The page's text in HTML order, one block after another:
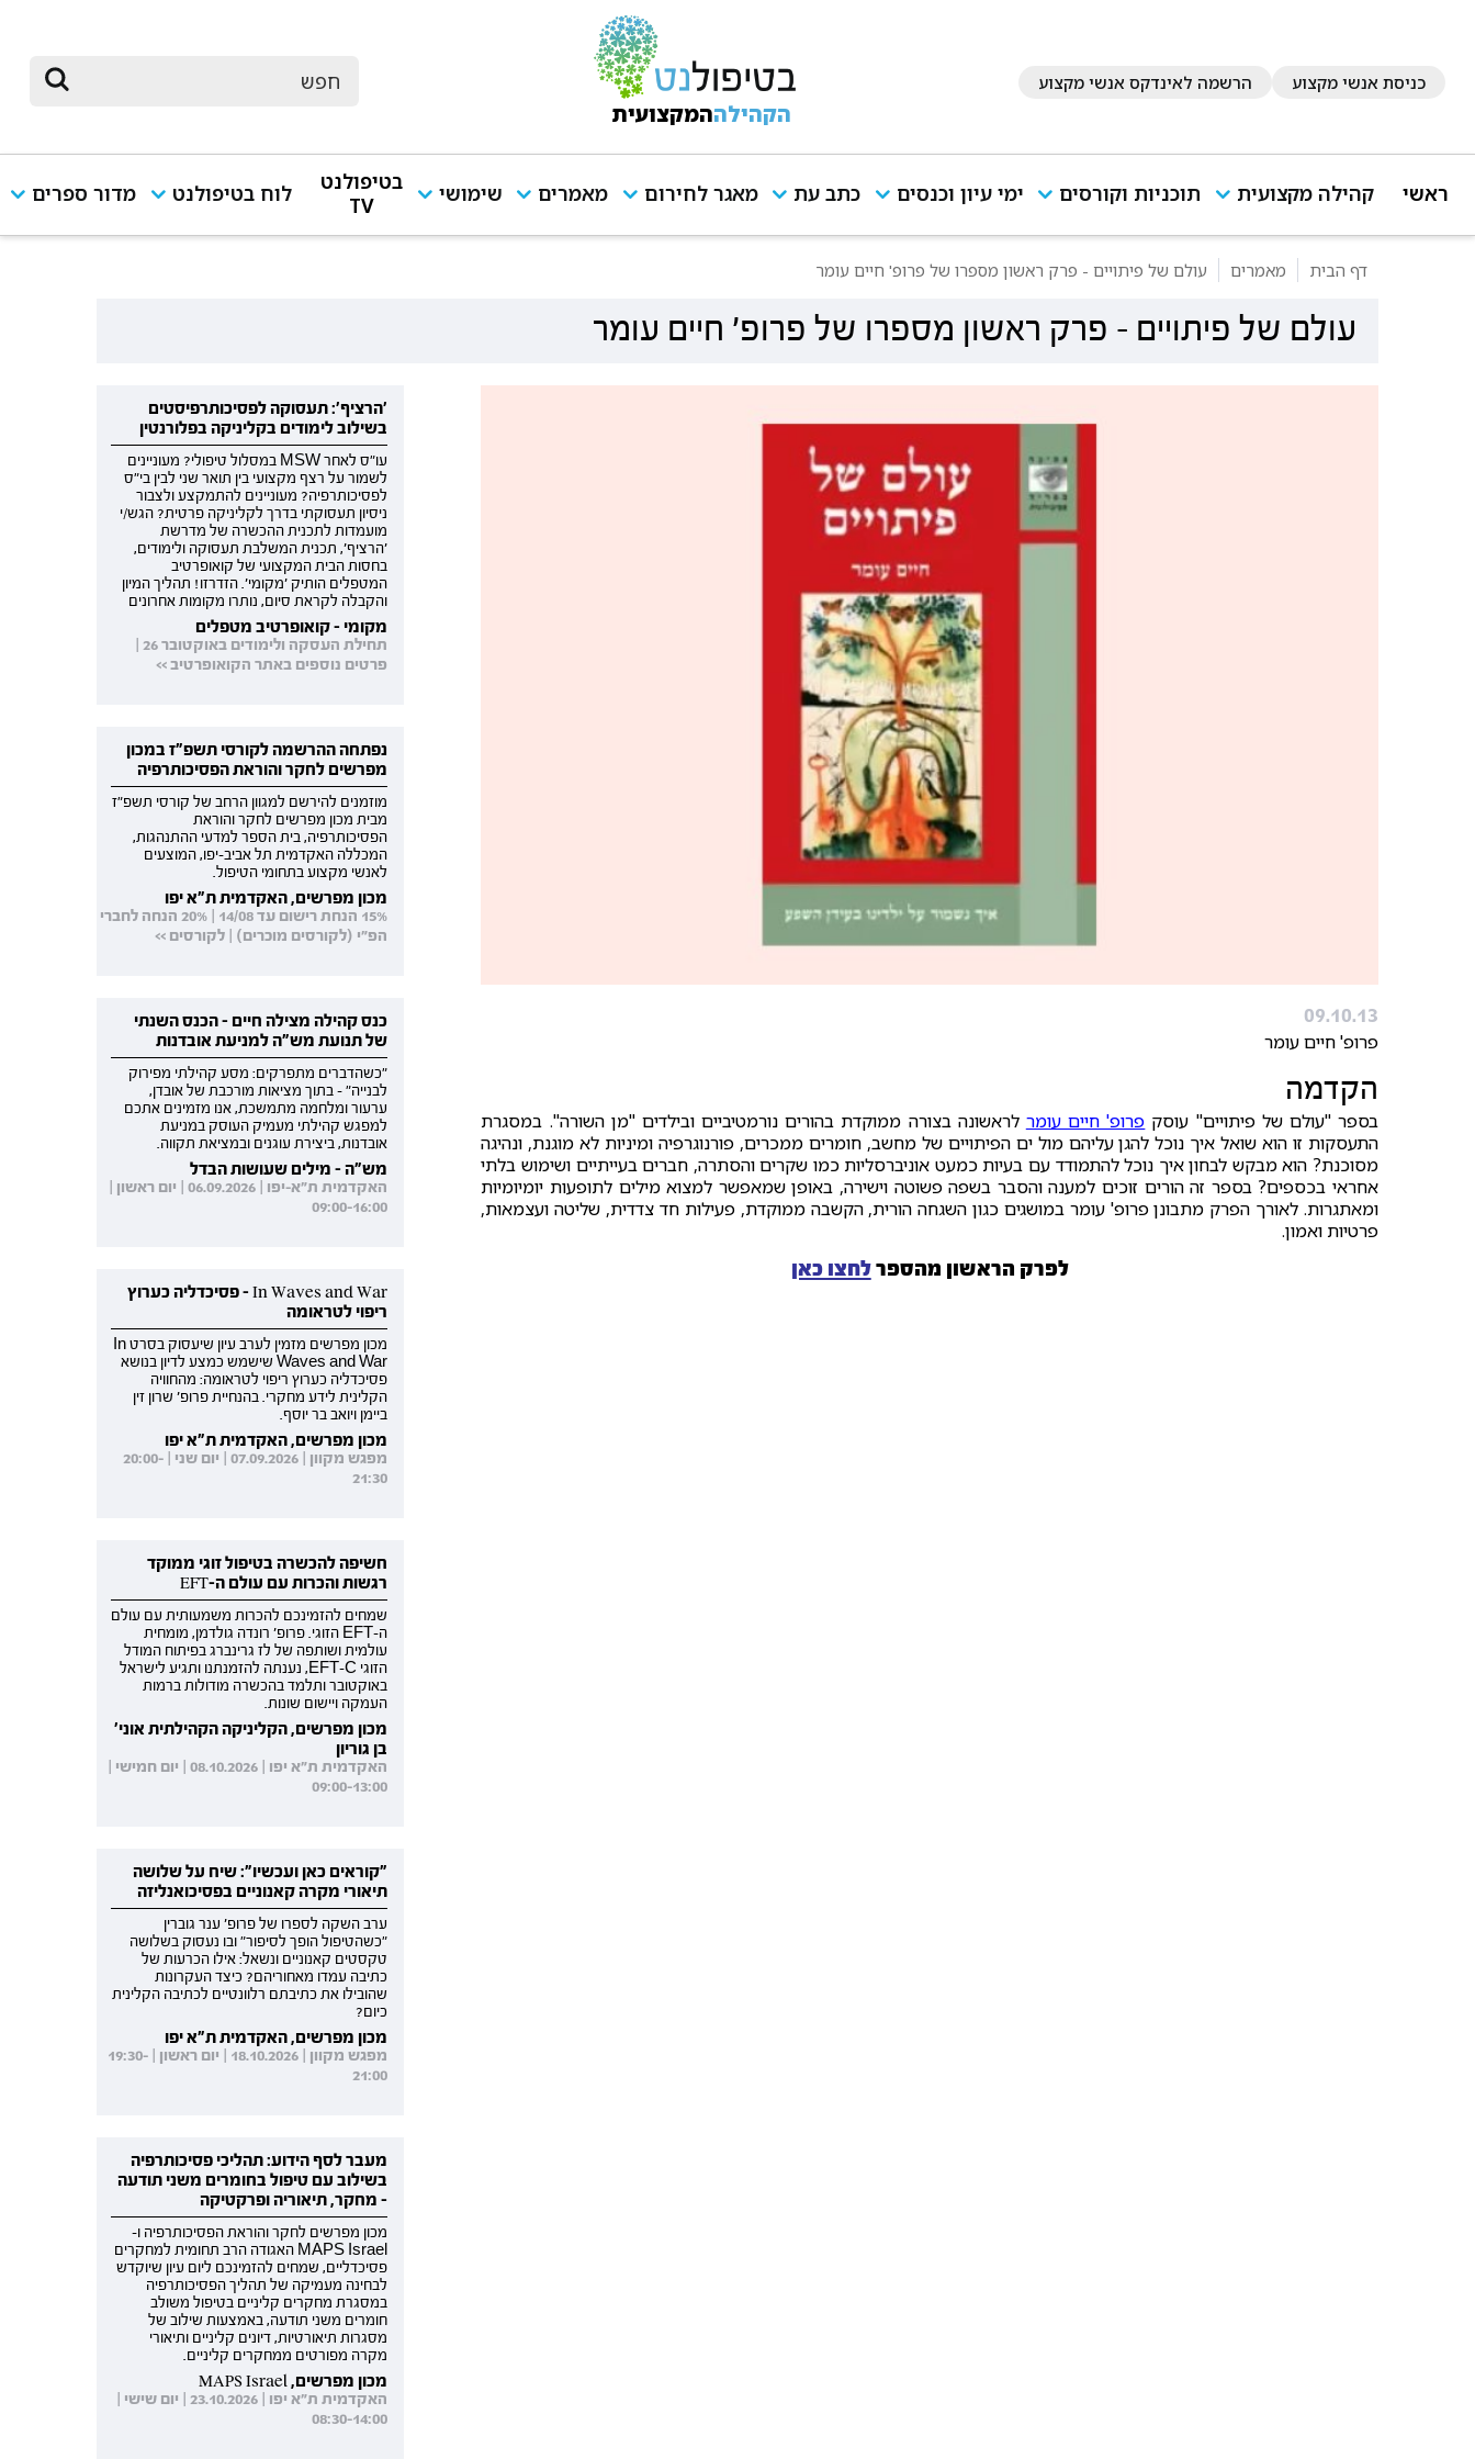
כניסת אנשי מקצוע הרשמה לאינדקס אנשי מקצוע
הקהילההמקצועית
ראשי קהילה מקצועית תוכניות וקורסים ימי עיון וכנסים כתב עת מאגר לחירום מאמרים שימושי
בטיפולנט
TV
לוח בטיפולנט מדור ספרים
דף הבית מאמרים עולם של פיתויים - פרק ראשון מספרו של פרופ' חיים עומר
עולם של פיתויים - פרק ראשון מספרו של פרופ' חיים עומר
09.10.13
פרופ' חיים עומר
הקדמה
בספר "עולם של פיתויים" עוסק פרופ' חיים עומר לראשונה בצורה ממוקדת בהורים נורמטיביים ובילדים "מן השורה". במסגרת
התעסקות זו הוא שואל איך נוכל להגן עליהם מול ים הפיתויים של מחשב, חומרים ממכרים, פורנוגרפיה ומיניות לא מוגנת, ונהיגה
מסוכנת? הוא מבקש לבחון איך נוכל להתמודד עם בעיות כמעט אוניברסליות כמו שקרים והסתרה, חברים בעייתיים ושימוש בלתי
אחראי בכספים? בספר זה הורים זוכים למענה והסבר בשפה פשוטה וישירה, באופן שמאפשר למצוא מילים לתופעות יומיומיות
ומאתגרות. לאורך הפרק מתבונן פרופ' עומר במושגים כגון השגחה הורית, הקשבה ממוקדת, פעילות חד צדדית, שליטה ועצמאות,
פרטיות ואמון.
לפרק הראשון מהספרלחצו כאן
'הרציף': תעסוקה לפסיכותרפיסטים
בשילוב לימודים בקליניקה בפלורנטין
עו"ס לאחר MSW במסלול טיפולי? מעוניינים
לשמור על רצף מקצועי בין תואר שני לבין בי"ס
לפסיכותרפיה? מעוניינים להתמקצע ולצבור
ניסיון תעסוקתי בדרך לקליניקה פרטית? הגש/י
מועמדות לתכנית ההכשרה של מדרשת
'הרציף', תכנית המשלבת תעסוקה ולימודים,
בחסות הבית המקצועי של קואופרטיב
המטפלים הותיק 'מקומי'. הזדרזו! תהליך המיון
והקבלה לקראת סיום, נותרו מקומות אחרונים
מקומי - קואופרטיב מטפלים
תחילת העסקה ולימודים באוקטובר 26 |
פרטים נוספים באתר הקואופרטיב >>
נפתחה ההרשמה לקורסי תשפ"ז במכון
מפרשים לחקר והוראת הפסיכותרפיה
מוזמנים להירשם למגוון הרחב של קורסי תשפ"ז
מבית מכון מפרשים לחקר והוראת
הפסיכותרפיה, בית הספר למדעי ההתנהגות,
המכללה האקדמית תל אביב-יפו, המוצעים
לאנשי מקצוע בתחומי הטיפול.
מכון מפרשים, האקדמית ת"א יפו
15% הנחת רישום עד 14/08 | 20% הנחה לחברי
הפ"י (לקורסים מוכרים) | לקורסים >>
כנס קהילה מצילה חיים - הכנס השנתי
של תנועת מש"ה למניעת אובדנות
"כשהדברים מתפרקים: מסע קהילתי מפירוק
לבנייה" - בתוך מציאות מורכבת של אובדן,
ערעור ומלחמה מתמשכת, אנו מזמינים אתכם
למפגש קהילתי מעמיק העוסק במניעת
אובדנות, ביצירת עוגנים ובמציאת תקווה.
מש"ה - מילים שעושות הבדל
האקדמית ת"א-יפו | 06.09.2026 | יום ראשון |
09:00-16:00
In Waves and War - פסיכדליה כערוץ
ריפוי לטראומה
מכון מפרשים מזמין לערב עיון שיעסוק בסרט In
Waves and War שישמש כמצע לדיון בנושא
פסיכדליה כערוץ ריפוי לטראומה: מהחוויה
הקלינית לידע מחקרי. בהנחיית פרופ' שרון זין
ביימן ויואב בר יוסף.
מכון מפרשים, האקדמית ת"א יפו
מפגש מקוון | 07.09.2026 | יום שני | 20:00-
21:30
חשיפה להכשרה בטיפול זוגי ממוקד
רגשות והכרות עם עולם ה-EFT
שמחים להזמינכם להכרות משמעותית עם עולם
ה-EFT הזוגי. פרופ' רונדה גולדמן, מומחית
עולמית ושותפה של לז גרינברג בפיתוח המודל
הזוגי EFT-C, נענתה להזמנתנו ותגיע לישראל
באוקטובר ותלמד בהכשרה מודולות ברמות
העמקה ויישום שונות.
מכון מפרשים, הקליניקה הקהילתית אוני'
בן גוריון
האקדמית ת"א יפו | 08.10.2026 | יום חמישי |
09:00-13:00
"קוראים כאן ועכשיו": שיח על שלושה
תיאורי מקרה קאנוניים בפסיכואנליזה
ערב השקה לספרו של פרופ' ענר גוברין
"כשהטיפול הופך לסיפור" ובו נעסוק בשלושה
טקסטים קאנוניים ונשאל: אילו הכרעות של
כתיבה עמדו מאחוריהם? כיצד העקרונות
שהובילו את כתיבתם רלוונטיים לכתיבה הקלינית
כיום?
מכון מפרשים, האקדמית ת"א יפו
מפגש מקוון | 18.10.2026 | יום ראשון | 19:30-
21:00
מעבר לסף הידוע: תהליכי פסיכותרפיה
בשילוב עם טיפול בחומרים משני תודעה
- מחקר, תיאוריה ופרקטיקה
מכון מפרשים לחקר והוראת הפסיכותרפיה ו-
MAPS Israel האגודה הרב תחומית למחקרים
פסיכדליים, שמחים להזמינכם ליום עיון שיוקדש
לבחינה מעמיקה של תהליך הפסיכותרפיה
במסגרת מחקרים קליניים בטיפול משולב
חומרים משני תודעה, באמצעות שילוב של
מסגרות תיאורטיות, דיונים קליניים ותיאורי
מקרה מפורטים ממחקרים קליניים.
מכון מפרשים, MAPS Israel
האקדמית ת"א יפו | 23.10.2026 | יום שישי |
08:30-14:00